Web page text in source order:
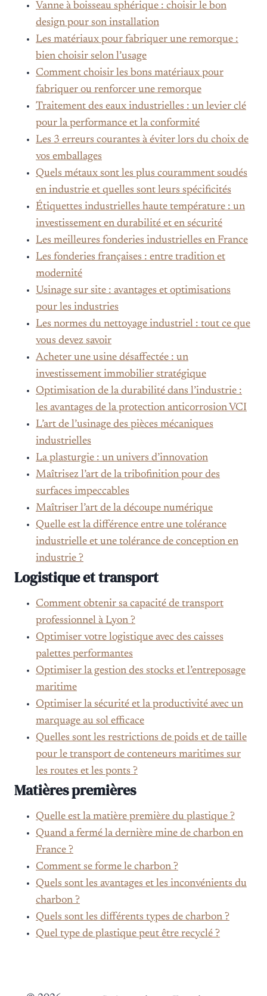
Vanne à boisseau sphérique : choisir le bon
design pour son installation
Les matériaux pour fabriquer une remorque :
bien choisir selon l’usage
Comment choisir les bons matériaux pour
fabriquer ou renforcer une remorque
Traitement des eaux industrielles : un levier clé
pour la performance et la conformité
Les 3 erreurs courantes à éviter lors du choix de
vos emballages
Quels métaux sont les plus couramment soudés
en industrie et quelles sont leurs spécificités
Étiquettes industrielles haute température : un
investissement en durabilité et en sécurité
Les meilleures fonderies industrielles en France
Les fonderies françaises : entre tradition et
modernité
Usinage sur site : avantages et optimisations
pour les industries
Les normes du nettoyage industriel : tout ce que
vous devez savoir
Acheter une usine désaffectée : un
investissement immobilier stratégique
Optimisation de la durabilité dans l’industrie :
les avantages de la protection anticorrosion VCI
L’art de l’usinage des pièces mécaniques
industrielles
La plasturgie : un univers d’innovation
Maîtrisez l’art de la tribofinition pour des
surfaces impeccables
Maîtriser l’art de la découpe numérique
Quelle est la différence entre une tolérance
industrielle et une tolérance de conception en
industrie ?
Logistique et transport
Comment obtenir sa capacité de transport
professionnel à Lyon ?
Optimiser votre logistique avec des caisses
palettes performantes
Optimiser la gestion des stocks et l’entreposage
maritime
Optimiser la sécurité et la productivité avec un
marquage au sol efficace
Quelles sont les restrictions de poids et de taille
pour le transport de conteneurs maritimes sur
les routes et les ponts ?
Matières premières
Quelle est la matière première du plastique ?
Quand a fermé la dernière mine de charbon en
France ?
Comment se forme le charbon ?
Quels sont les avantages et les inconvénients du
charbon ?
Quels sont les différents types de charbon ?
Quel type de plastique peut être recyclé ?